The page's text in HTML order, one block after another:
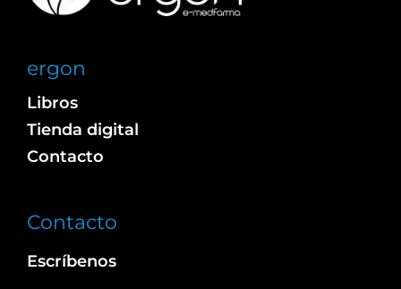
ergon
Libros
Tienda digital
Contacto
Contacto
Escríbenos